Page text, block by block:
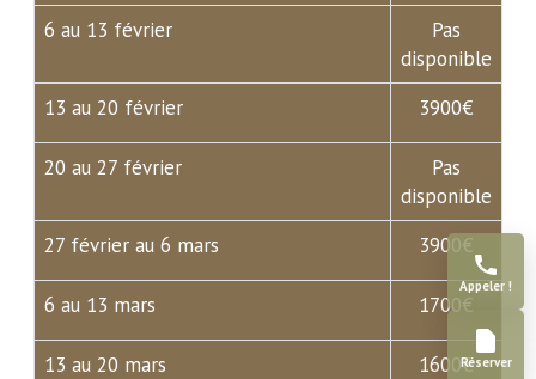
6 au 13 février
Pas
disponible
13 au 20 février
3900€
20 au 27 février
Pas
disponible
27 février au 6 mars
3900€
6 au 13 mars 1700€
13 au 20 mars 1600€
Appeler !
Réserver